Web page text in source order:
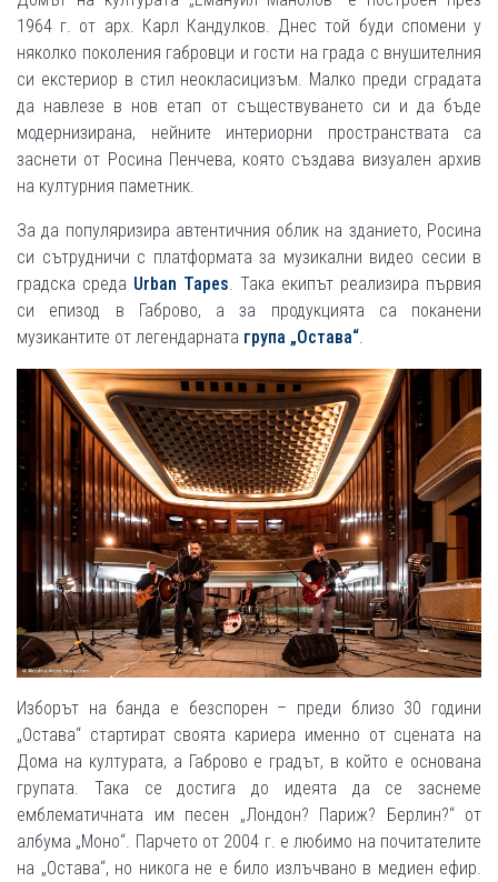
1964 г. от арх. Карл Кандулков. Днес той буди спомени у
няколко поколения габровци и гости на града с внушителния
си екстериор в стил неокласицизъм. Малко преди сградата
да навлезе в нов етап от съществуването си и да бъде
модернизирана, нейните интериорни пространствата са
заснети от Росина Пенчева, която създава визуален архив
на културния паметник.
За да популяризира автентичния облик на зданието, Росина
си сътрудничи с платформата за музикални видео сесии в
градска среда Urban Tapes . Така екипът реализира първия
си епизод в Габрово, а за продукцията са поканени
музикантите от легендарната група „Остава“
Изборът на банда е безспорен – преди близо 30 години
„Остава“ стартират своята кариера именно от сцената на
Дома на културата, а Габрово е градът, в който е основана
групата. Така се достига до идеята да се заснеме
емблематичната им песен „Лондон? Париж? Берлин?“ от
албума „Моно“. Парчето от 2004 г. е любимо на почитателите
на „Остава“, но никога не е било излъчвано в медиен ефир.